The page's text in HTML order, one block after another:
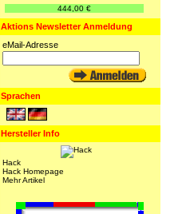
444,00 €
Aktions Newsletter Anmeldung
eMail-Adresse
Sprachen
Hersteller Info
Hack
Hack Homepage
Mehr Artikel